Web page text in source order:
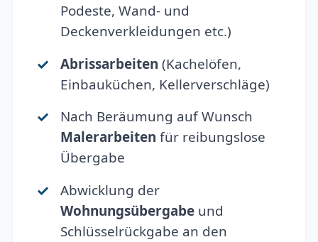
Podeste, Wand- und
Deckenverkleidungen etc.)
Abrissarbeiten (Kachelöfen,
Einbauküchen, Kellerverschläge)
Nach Beräumung auf Wunsch
Malerarbeiten für reibungslose
Übergabe
Abwicklung der
Wohnungsübergabeund
Schlüsselrückgabe an den